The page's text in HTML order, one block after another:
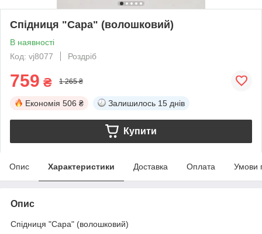
Спідниця "Сара" (волошковий)
В наявності
Код: vj8077
Роздріб
759 ₴ 1 265 ₴
Економія 506 ₴ Залишилось 15 днів
Купити
Опис Характеристики Доставка Оплата Умови
Опис
Спідниця "Сара" (волошковий)